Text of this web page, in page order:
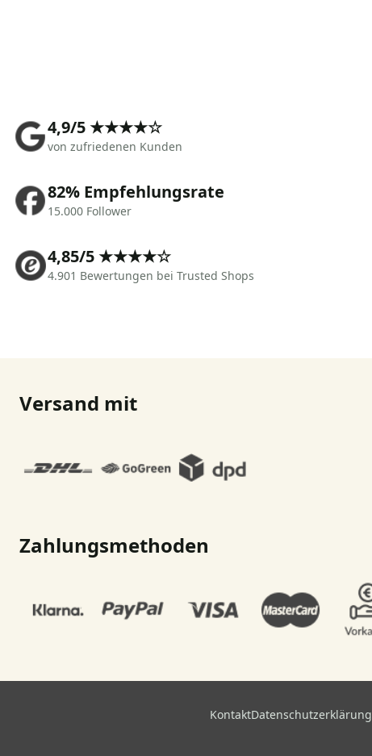
4,9/5 ★★★★☆
von zufriedenen Kunden
82% Empfehlungsrate
15.000 Follower
4,85/5 ★★★★☆
4.901 Bewertungen bei Trusted Shops
Versand mit
Zahlungsmethoden
KontaktDatenschutzerklärung